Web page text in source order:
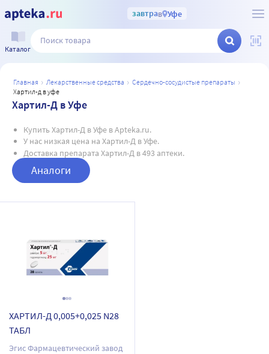
завтрав Уфе
Каталог
главная лекарственные средства
сердечно-сосудистые препараты
хартил-д в уфе
Хартил-Д в Уфе
Купить Хартил-Д в Уфе в Apteka.ru.
У нас низкая цена на Хартил-Д в Уфе.
Доставка препарата Хартил-Д в 493 аптеки.
Аналоги
ХАРТИЛ-Д 0,005+0,025 N28
ТАБЛ
Эгис Фармацевтический завод